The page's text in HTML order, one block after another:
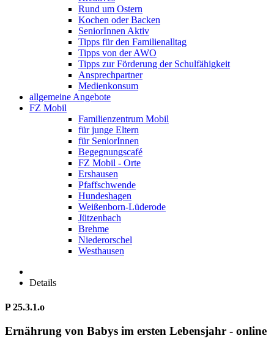
Rund um Ostern
Kochen oder Backen
SeniorInnen Aktiv
Tipps für den Familienalltag
Tipps von der AWO
Tipps zur Förderung der Schulfähigkeit
Ansprechpartner
Medienkonsum
allgemeine Angebote
FZ Mobil
Familienzentrum Mobil
für junge Eltern
für SeniorInnen
Begegnungscafé
FZ Mobil - Orte
Ershausen
Pfaffschwende
Hundeshagen
Weißenborn-Lüderode
Jützenbach
Brehme
Niederorschel
Westhausen
Details
P 25.3.1.o
Ernährung von Babys im ersten Lebensjahr - online